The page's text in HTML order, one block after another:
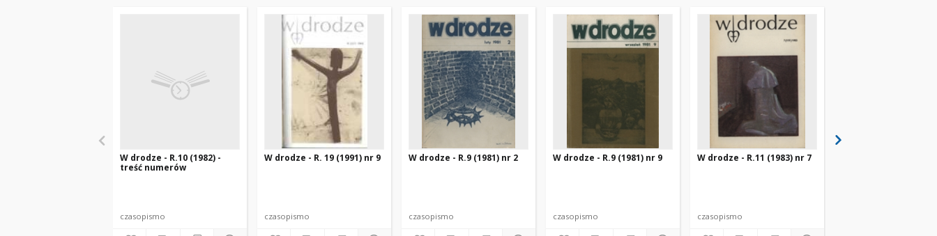
W drodze - R.10 (1982) -
treść numerów
czasopismo
W drodze - R. 19 (1991) nr 9
czasopismo
W drodze - R.9 (1981) nr 2
czasopismo
W drodze - R.9 (1981) nr 9
czasopismo
W drodze - R.11 (1983) nr 7
czasopismo